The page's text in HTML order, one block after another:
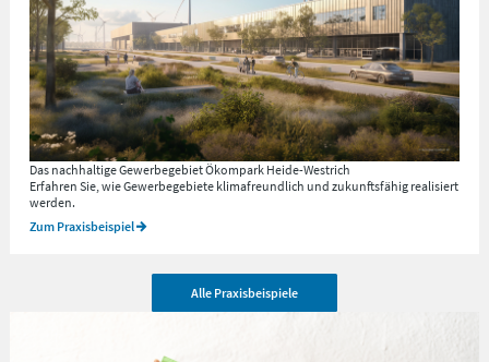
Das nachhaltige Gewerbegebiet Ökompark Heide-Westrich
Erfahren Sie, wie Gewerbegebiete klimafreundlich und zukunftsfähig realisiert
werden.
Zum Praxisbeispiel
Alle Praxisbeispiele